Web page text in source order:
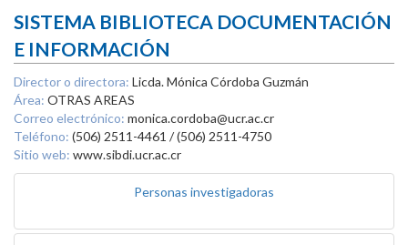
SISTEMA BIBLIOTECA DOCUMENTACIÓN
E INFORMACIÓN
Director o directora: Licda. Mónica Córdoba Guzmán
Área: OTRAS AREAS
Correo electrónico: monica.cordoba@ucr.ac.cr
Teléfono: (506) 2511-4461 / (506) 2511-4750
Sitio web: www.sibdi.ucr.ac.cr
Personas investigadoras